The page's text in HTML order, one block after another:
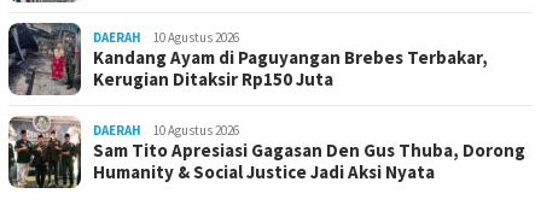
DAERAH 10 Agustus 2026
Kandang Ayam di Paguyangan Brebes Terbakar,
Kerugian Ditaksir Rp150 Juta
DAERAH 10 Agustus 2026
Sam Tito Apresiasi Gagasan Den Gus Thuba, Dorong
Humanity & Social Justice Jadi Aksi Nyata